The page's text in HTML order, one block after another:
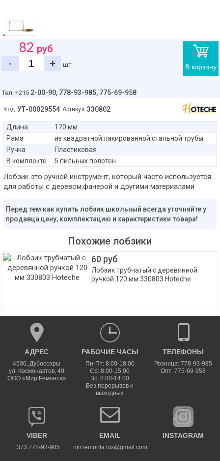
В корзину
82 руб
-
+ шт
Тел: +215 2-00-90, 778-93-985, 775-69-958
Код: УТ-00029554 Артикул: 330802
Длина
170 мм
Рама
из квадратной лакированной стальной трубы
Ручка
Пластиковая
В комплекте
5 пильных полотен
Лобзик это ручной инструмент, который часто используется
для работы с деревом,фанерой и другими материалами
Перед тем как купить лобзик школьный всегда уточняйте у
продавца цену, комплектацию и характеристики товара!
Похожие лобзики
60 руб
Лобзик трубчатый с деревянной
ручкой 120 мм 330803 Hoteche
АДРЕС
4500,Дубоссары
ул. Космонавтов, 40
ООО «Мир Ремонта»
РАБОЧИЕ ЧАСЫ
Пн-Пт: 8.00-18.00
Сб: 8.00-15.00
Вс: 8.00-14.00
Без перерывов и
выходных
ТЕЛЕФОНЫ
Розница: 778-93-985
Опт: 775-69-958
VIBER
+373 778-93-985
EMAIL
mir.remonta.lux@gmail.com
INSTAGRAM